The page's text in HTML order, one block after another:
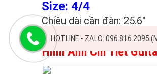
Size: 4/4
Chiều dài cần đàn: 25.6″
Độ rộng nút đàn: 2.04″
Hình Ảnh Chi Tiết
HOTLINE - ZALO: 096.816.2095